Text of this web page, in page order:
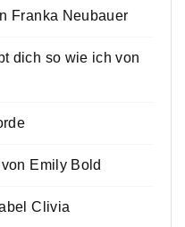
Franka Neubauer
dich so wie ich von
Emily Bold
Clivia